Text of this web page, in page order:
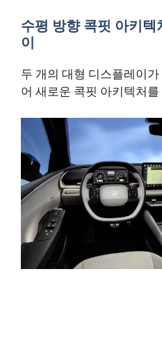
수평 방향 콕핏 아키
이
두 개의 대형 디스플레이
어 새로운 콕핏 아키텍처